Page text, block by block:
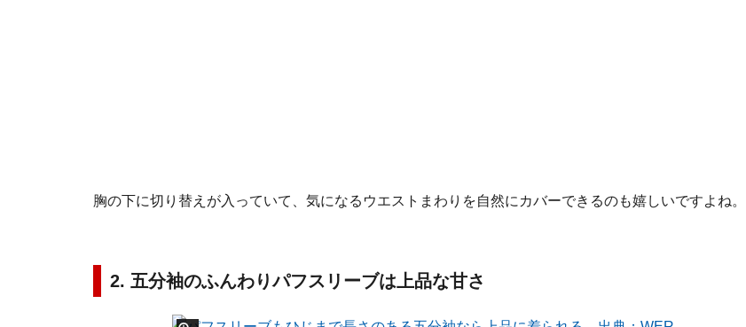
胸の下に切り替えが入っていて、気になるウエストまわりを自然にカバーできるのも嬉しいですよね。
2. 五分袖のふんわりパフスリーブは上品な甘さ